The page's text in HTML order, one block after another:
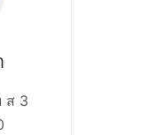
ส 3